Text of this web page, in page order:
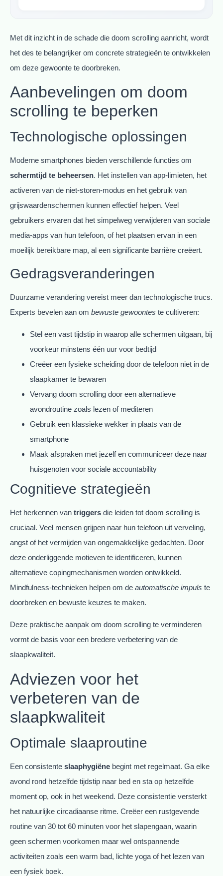
Met dit inzicht in de schade die doom scrolling aanricht, wordt
het des te belangrijker om concrete strategieën te ontwikkelen
om deze gewoonte te doorbreken.
Aanbevelingen om doom
scrolling te beperken
Technologische oplossingen
Moderne smartphones bieden verschillende functies om
schermtijd te beheersen. Het instellen van app-limieten, het
activeren van de niet-storen-modus en het gebruik van
grijswaardenschermen kunnen effectief helpen. Veel
gebruikers ervaren dat het simpelweg verwijderen van sociale
media-apps van hun telefoon, of het plaatsen ervan in een
moeilijk bereikbare map, al een significante barrière creëert.
Gedragsveranderingen
Duurzame verandering vereist meer dan technologische trucs.
Experts bevelen aan om bewuste gewoontes te cultiveren:
Stel een vast tijdstip in waarop alle schermen uitgaan, bij
voorkeur minstens één uur voor bedtijd
Creëer een fysieke scheiding door de telefoon niet in de
slaapkamer te bewaren
Vervang doom scrolling door een alternatieve
avondroutine zoals lezen of mediteren
Gebruik een klassieke wekker in plaats van de
smartphone
Maak afspraken met jezelf en communiceer deze naar
huisgenoten voor sociale accountability
Cognitieve strategieën
Het herkennen van triggers die leiden tot doom scrolling is
cruciaal. Veel mensen grijpen naar hun telefoon uit verveling,
angst of het vermijden van ongemakkelijke gedachten. Door
deze onderliggende motieven te identificeren, kunnen
alternatieve copingmechanismen worden ontwikkeld.
Mindfulness-technieken helpen om de automatische impuls te
doorbreken en bewuste keuzes te maken.
Deze praktische aanpak om doom scrolling te verminderen
vormt de basis voor een bredere verbetering van de
slaapkwaliteit.
Adviezen voor het
verbeteren van de
slaapkwaliteit
Optimale slaaproutine
Een consistente slaaphygiëne begint met regelmaat. Ga elke
avond rond hetzelfde tijdstip naar bed en sta op hetzelfde
moment op, ook in het weekend. Deze consistentie versterkt
het natuurlijke circadiaanse ritme. Creëer een rustgevende
routine van 30 tot 60 minuten voor het slapengaan, waarin
geen schermen voorkomen maar wel ontspannende
activiteiten zoals een warm bad, lichte yoga of het lezen van
een fysiek boek.